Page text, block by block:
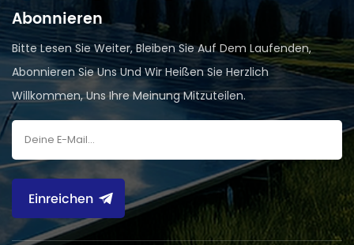
Abonnieren
Bitte Lesen Sie Weiter, Bleiben Sie Auf Dem Laufenden,
Abonnieren Sie Uns Und Wir Heißen Sie Herzlich
Willkommen, Uns Ihre Meinung Mitzuteilen.
Einreichen